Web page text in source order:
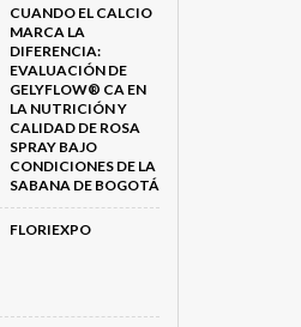
CUANDO EL CALCIO
MARCA LA
DIFERENCIA:
EVALUACIÓN DE
GELYFLOW® CA EN
LA NUTRICIÓN Y
CALIDAD DE ROSA
SPRAY BAJO
CONDICIONES DE LA
SABANA DE BOGOTÁ
FLORIEXPO